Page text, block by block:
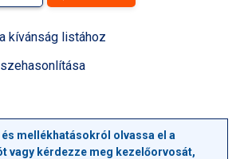
kívánság listához
mellékhatásokról olvassa el a
vagy kérdezze meg kezelőorvosát,